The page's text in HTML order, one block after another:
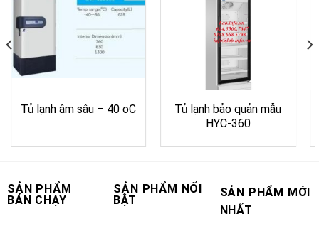
Tủ lạnh âm sâu – 40 oC
Tủ lạnh bảo quản mẫu
HYC-360
SẢN PHẨM
BÁN CHẠY
SẢN PHẨM NỔI
BẬT
SẢN PHẨM MỚI
NHẤT